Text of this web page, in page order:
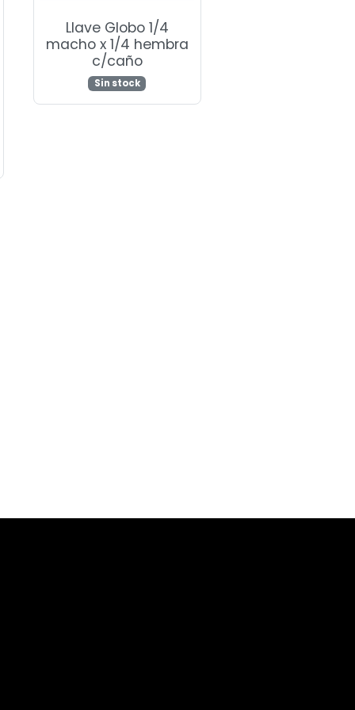
Llave Globo 1/4
macho x 1/4 hembra
c/caño
Sin stock